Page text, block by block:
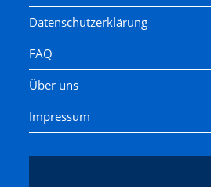
Datenschutzerklärung
FAQ
Über uns
Impressum